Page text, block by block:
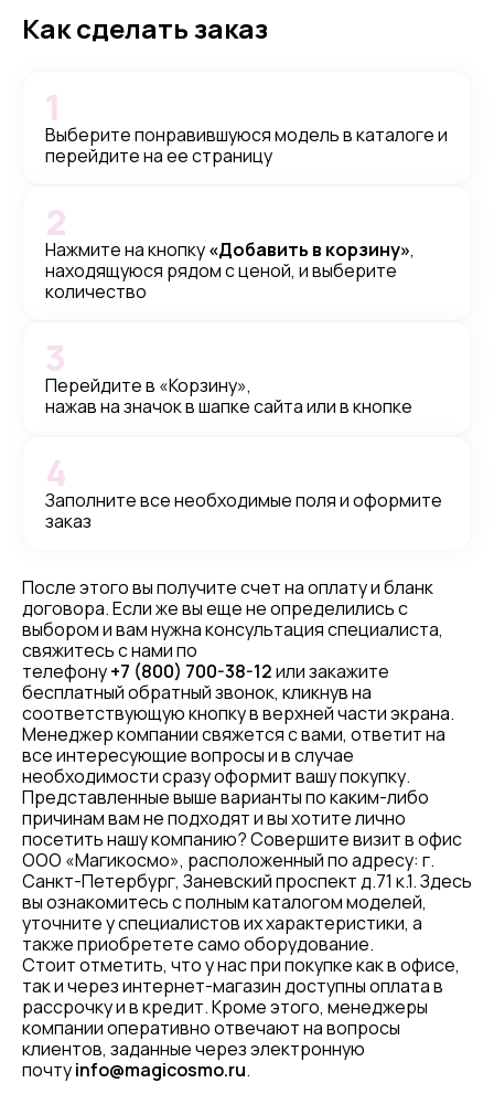
Как сделать заказ
Выберите понравившуюся модель в каталоге и
перейдите на ее страницу
1
Нажмите на кнопку«Добавить в корзину»,
находящуюся рядом с ценой, и выберите
количество
2
Перейдите в «Корзину»,
нажав на значок в шапке сайта или в кнопке
3
Заполните все необходимые поля и оформите
заказ
4
После этого вы получите счет на оплату и бланк
договора. Если же вы еще не определились с
выбором и вам нужна консультация специалиста,
свяжитесь с нами по
телефону+7 (800) 700-38-12или закажите
бесплатный обратный звонок, кликнув на
соответствующую кнопку в верхней части экрана.
Менеджер компании свяжется с вами, ответит на
все интересующие вопросы и в случае
необходимости сразу оформит вашу покупку.
Представленные выше варианты по каким-либо
причинам вам не подходят и вы хотите лично
посетить нашу компанию? Совершите визит в офис
ООО «Магикосмо», расположенный по адресу: г.
Санкт-Петербург, Заневский проспект д.71 к.1. Здесь
вы ознакомитесь с полным каталогом моделей,
уточните у специалистов их характеристики, а
также приобретете само оборудование.
Стоит отметить, что у нас при покупке как в офисе,
так и через интернет-магазин доступны оплата в
рассрочку и в кредит. Кроме этого, менеджеры
компании оперативно отвечают на вопросы
клиентов, заданные через электронную
почтуinfo@magicosmo.ru.